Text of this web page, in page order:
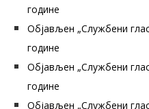
године
Објављен „Службени
године
Објављен „Службени
године
Објављен „Службени